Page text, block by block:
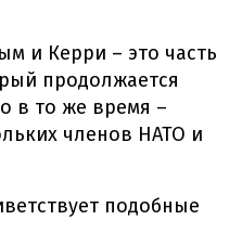
и Керри – это часть
продолжается
в то же время –
членов НАТО и
подобные